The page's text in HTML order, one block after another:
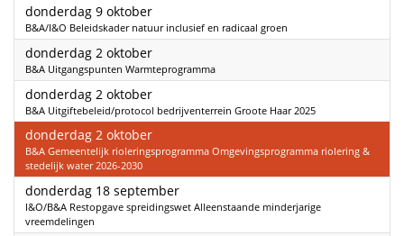
donderdag 9 oktober2025
B&A/I&O Beleidskader natuur inclusief en radicaal groen
donderdag 2 oktober2025
B&A Uitgangspunten Warmteprogramma
donderdag 2 oktober2025
B&A Uitgiftebeleid/protocol bedrijventerrein Groote Haar 2025
donderdag 2 oktober2025
B&A Gemeentelijk rioleringsprogramma Omgevingsprogramma riolering &
stedelijk water 2026-2030
donderdag 18 september2025
I&O/B&A Restopgave spreidingswet Alleenstaande minderjarige
vreemdelingen